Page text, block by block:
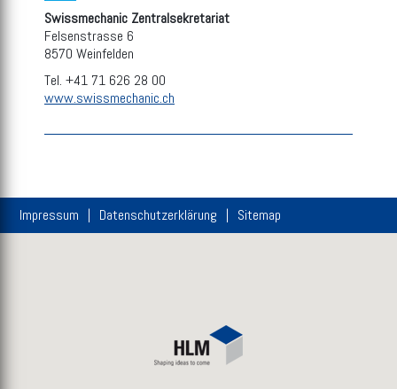
Swissmechanic Zentralsekretariat
Felsenstrasse 6
8570 Weinfelden
Tel. +41 71 626 28 00
www.swissmechanic.ch
Impressum Datenschutzerklärung Sitemap